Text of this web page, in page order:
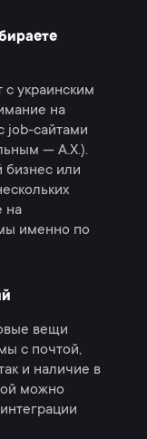
с украинским
на
job-сайтами
— А.Х.).
или
на
именно по
вещи
с почтой,
и наличие в
можно